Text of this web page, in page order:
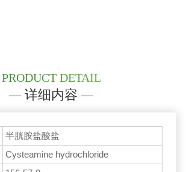
PRODUCT DETAIL
详细内容
半胱胺盐酸盐
Cysteamine hydrochloride